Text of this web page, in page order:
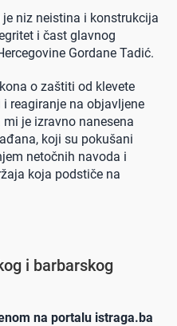
niz neistina i konstrukcija
i čast glavnog
Gordane Tadić.
o zaštiti od klevete
reagiranje na objavljene
je izravno nanesena
koji su pokušani
netočnih navoda i
koja podstiče na
i barbarskog
na portalu istraga.ba